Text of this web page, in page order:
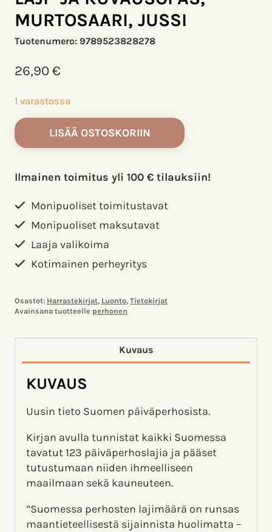
MURTOSAARI, JUSSI
Tuotenumero: 9789523828278
26,90€
1 varastossa
Suomen
päiväperhoset,
ja
kuvausopas,
Murtosaari,
määrä
LISÄÄ OSTOSKORIIN
Ilmainen toimitus yli 100 € tilauksiin!
Monipuoliset toimitustavat
Monipuoliset maksutavat
Laaja valikoima
Kotimainen perheyritys
Osastot: Harrastekirjat, Luonto, Tietokirjat
Avainsana tuotteelle perhonen
Kuvaus
KUVAUS
Uusin tieto Suomen päiväperhosista.
Kirjan avulla tunnistat kaikki Suomessa
tavatut 123 päiväperhoslajia ja pääset
tutustumaan niiden ihmeelliseen
maailmaan sekä kauneuteen.
”Suomessa perhosten lajimäärä on runsas
maantieteellisestä sijainnista huolimatta –